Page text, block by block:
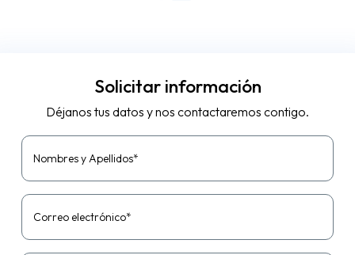
Solicitar información
Déjanos tus datos y nos contactaremos contigo.
Nombres y Apellidos*
Correo electrónico*